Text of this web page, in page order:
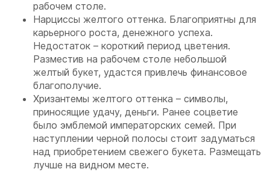
рабочем столе.
Нарциссы желтого оттенка. Благоприятны для
карьерного роста, денежного успеха.
Недостаток – короткий период цветения.
Разместив на рабочем столе небольшой
желтый букет, удастся привлечь финансовое
благополучие.
Хризантемы желтого оттенка – символы,
приносящие удачу, деньги. Ранее соцветие
было эмблемой императорских семей. При
наступлении черной полосы стоит задуматься
над приобретением свежего букета. Размещать
лучше на видном месте.